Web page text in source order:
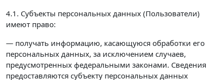
4.1. Субъекты персональных данных (Пользователи)
имеют право:
— получать информацию, касающуюся обработки его
персональных данных, за исключением случаев,
предусмотренных федеральными законами. Сведения
предоставляются субъекту персональных данных